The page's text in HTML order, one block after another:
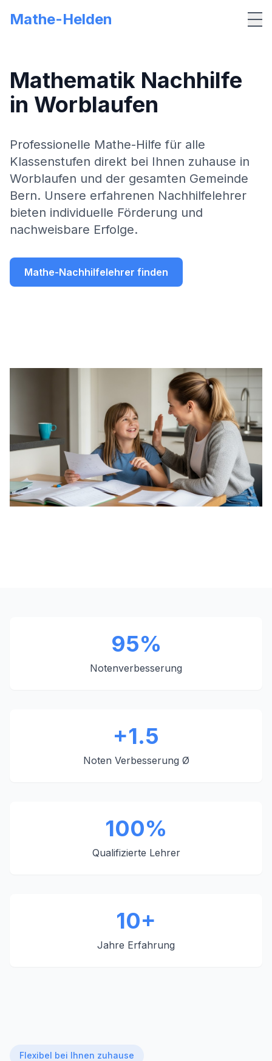
Mathe-Helden
Mathematik Nachhilfe
in Worblaufen
Professionelle Mathe-Hilfe für alle
Klassenstufen direkt bei Ihnen zuhause in
Worblaufen und der gesamten Gemeinde
Bern. Unsere erfahrenen Nachhilfelehrer
bieten individuelle Förderung und
nachweisbare Erfolge.
Mathe-Nachhilfelehrer finden
95%
Notenverbesserung
+1.5
Noten Verbesserung Ø
100%
Qualifizierte Lehrer
10+
Jahre Erfahrung
Flexibel bei Ihnen zuhause